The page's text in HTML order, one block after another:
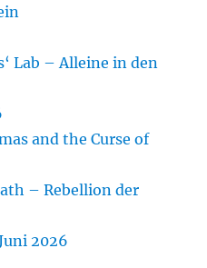
Lab – Alleine in den
and the Curse of
– Rebellion der
2026